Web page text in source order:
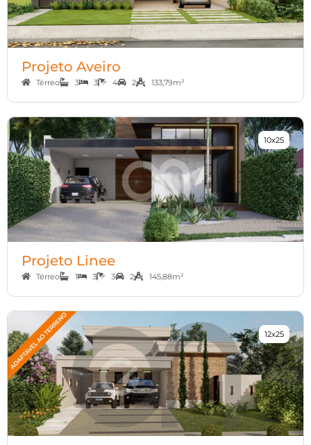
Projeto Aveiro
Térreo 3 3 4 2 133,79m²
10x25
Projeto Linee
Térreo 1 3 3 2 145,88m²
12x25